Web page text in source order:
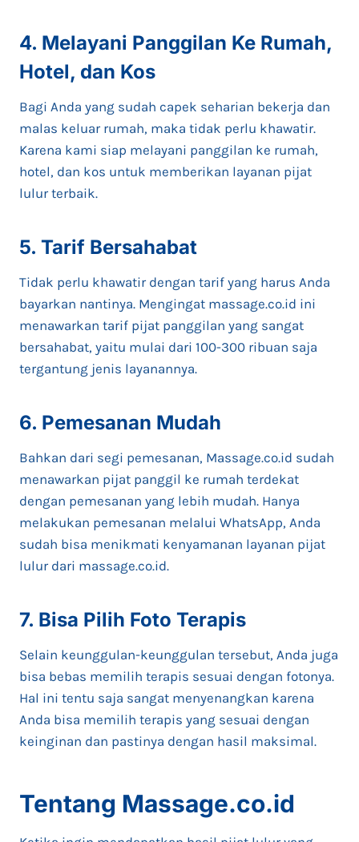
4. Melayani Panggilan Ke Rumah,
Hotel, dan Kos
Bagi Anda yang sudah capek seharian bekerja dan
malas keluar rumah, maka tidak perlu khawatir.
Karena kami siap melayani panggilan ke rumah,
hotel, dan kos untuk memberikan layanan pijat
lulur terbaik.
5. Tarif Bersahabat
Tidak perlu khawatir dengan tarif yang harus Anda
bayarkan nantinya. Mengingat massage.co.id ini
menawarkan tarif pijat panggilan yang sangat
bersahabat, yaitu mulai dari 100-300 ribuan saja
tergantung jenis layanannya.
6. Pemesanan Mudah
Bahkan dari segi pemesanan, Massage.co.id sudah
menawarkan pijat panggil ke rumah terdekat
dengan pemesanan yang lebih mudah. Hanya
melakukan pemesanan melalui WhatsApp, Anda
sudah bisa menikmati kenyamanan layanan pijat
lulur dari massage.co.id.
7. Bisa Pilih Foto Terapis
Selain keunggulan-keunggulan tersebut, Anda juga
bisa bebas memilih terapis sesuai dengan fotonya.
Hal ini tentu saja sangat menyenangkan karena
Anda bisa memilih terapis yang sesuai dengan
keinginan dan pastinya dengan hasil maksimal.
Tentang Massage.co.id